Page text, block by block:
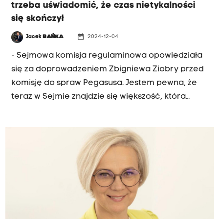
podejmowania dyskusji na konkretne tematy.
trzeba uświadomić, że czas nietykalności
się skończył
Jacek BAŃKA date_range 2024-12-04
- Sejmowa komisja regulaminowa opowiedziała
się za doprowadzeniem Zbigniewa Ziobry przed
komisję do spraw Pegasusa. Jestem pewna, że
teraz w Sejmie znajdzie się większość, która
wicemarszałkini Sejmu i wiceprzewodnicząca
Platformy Obywatelskiej. "Po niedawnym
doprowadzeniu szefa ABW na przesłuchanie
przed komisję, pan Ziobro zrozumiał, że czas
nietykalności się skończył" - dodawała. Według
Doroty Niedzieli jeszcze dziś po południu